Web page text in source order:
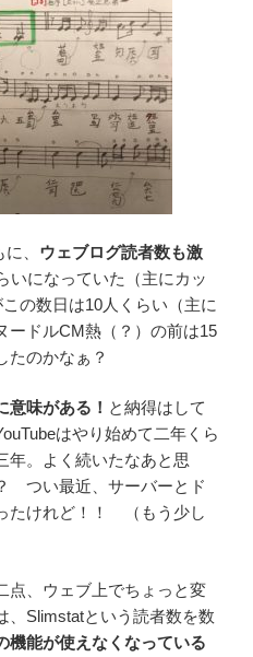
、 ウェブログ読者数も激
いになっていた（主にカッ
の数日は10人くらい（主に
ードルCM熱（？）の前は15
たのかなぁ？
意味がある！ と納得はして
はやり始めて二年くら
年。よく続いたなあと思
つい最近、サーバーとド
たけれど！！ （もう少し
点、ウェブ上でちょっと変
、Slimstatという読者数を数
機能が使えなくなっている